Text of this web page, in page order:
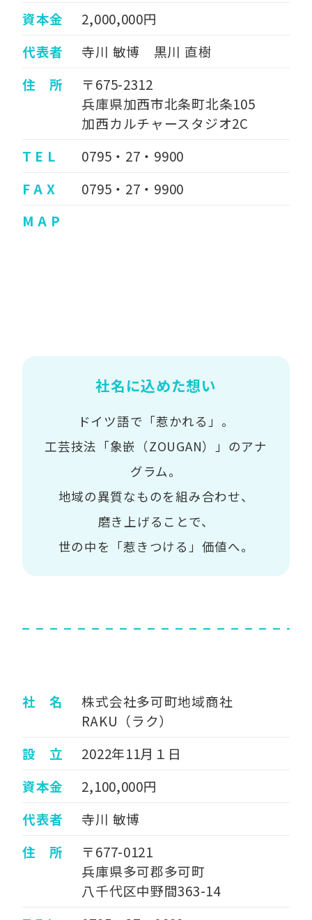
資本金
2,000,000円
代表者
寺川 敏博 黒川 直樹
住 所
〒675-2312
兵庫県加西市北条町北条105
加西カルチャースタジオ2C
T E L
0795・27・9900
F A X
0795・27・9900
M A P
社名に込めた想い
ドイツ語で「惹かれる」。
工芸技法「象嵌（ZOUGAN）」のアナ
グラム。
地域の異質なものを組み合わせ、
磨き上げることで、
世の中を「惹きつける」価値へ。
社 名
株式会社多可町地域商社
RAKU（ラク）
設 立
2022年11月１日
資本金
2,100,000円
代表者
寺川 敏博
住 所
〒677-0121
兵庫県多可郡多可町
八千代区中野間363-14